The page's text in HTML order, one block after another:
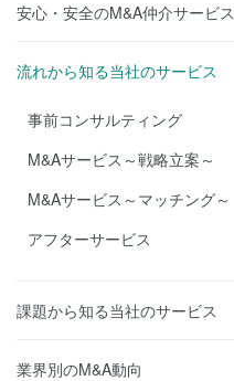
安心・安全のM&A仲介サービス
流れから知る当社のサービス
事前コンサルティング
M&Aサービス～戦略立案～
M&Aサービス～マッチング～
アフターサービス
課題から知る当社のサービス
業界別のM&A動向